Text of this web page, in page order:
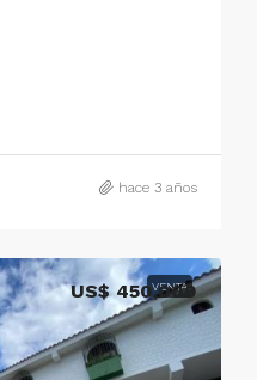
hace 3 años
VENTA
US$ 450,000